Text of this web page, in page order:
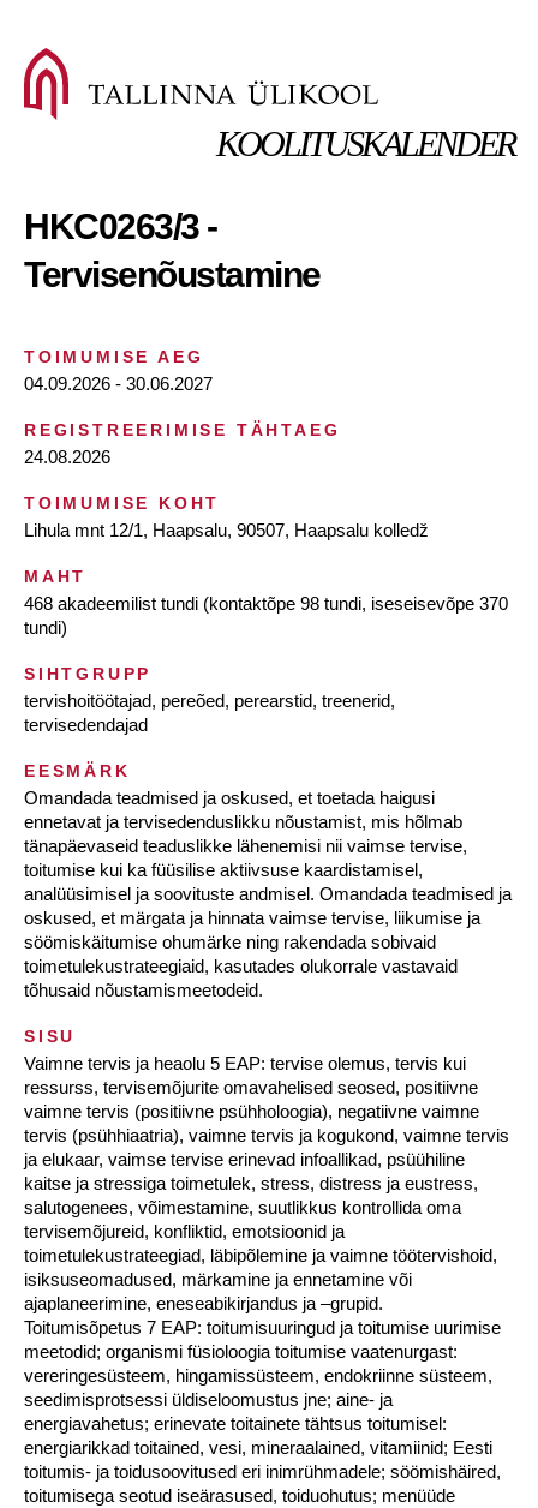
KOOLITUSKALENDER
HKC0263/3 -
Tervisenõustamine
TOIMUMISE AEG
04.09.2026 - 30.06.2027
REGISTREERIMISE TÄHTAEG
24.08.2026
TOIMUMISE KOHT
Lihula mnt 12/1, Haapsalu, 90507, Haapsalu kolledž
MAHT
468 akadeemilist tundi (kontaktõpe 98 tundi, iseseisevõpe 370
tundi)
SIHTGRUPP
tervishoitöötajad, pereõed, perearstid, treenerid,
tervisedendajad
EESMÄRK
Omandada teadmised ja oskused, et toetada haigusi
ennetavat ja tervisedenduslikku nõustamist, mis hõlmab
tänapäevaseid teaduslikke lähenemisi nii vaimse tervise,
toitumise kui ka füüsilise aktiivsuse kaardistamisel,
analüüsimisel ja soovituste andmisel. Omandada teadmised ja
oskused, et märgata ja hinnata vaimse tervise, liikumise ja
söömiskäitumise ohumärke ning rakendada sobivaid
toimetulekustrateegiaid, kasutades olukorrale vastavaid
tõhusaid nõustamismeetodeid.
SISU
Vaimne tervis ja heaolu 5 EAP: tervise olemus, tervis kui
ressurss, tervisemõjurite omavahelised seosed, positiivne
vaimne tervis (positiivne psühholoogia), negatiivne vaimne
tervis (psühhiaatria), vaimne tervis ja kogukond, vaimne tervis
ja elukaar, vaimse tervise erinevad infoallikad, psüühiline
kaitse ja stressiga toimetulek, stress, distress ja eustress,
salutogenees, võimestamine, suutlikkus kontrollida oma
tervisemõjureid, konfliktid, emotsioonid ja
toimetulekustrateegiad, läbipõlemine ja vaimne töötervishoid,
isiksuseomadused, märkamine ja ennetamine või
ajaplaneerimine, eneseabikirjandus ja –grupid.
Toitumisõpetus 7 EAP: toitumisuuringud ja toitumise uurimise
meetodid; organismi füsioloogia toitumise vaatenurgast:
vereringesüsteem, hingamissüsteem, endokriinne süsteem,
seedimisprotsessi üldiseloomustus jne; aine- ja
energiavahetus; erinevate toitainete tähtsus toitumisel:
energiarikkad toitained, vesi, mineraalained, vitamiinid; Eesti
toitumis- ja toidusoovitused eri inimrühmadele; söömishäired,
toitumisega seotud iseärasused, toiduohutus; menüüde